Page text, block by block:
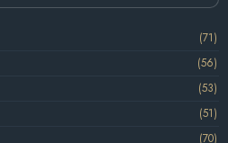
(71)
(56)
(53)
(51)
(70)